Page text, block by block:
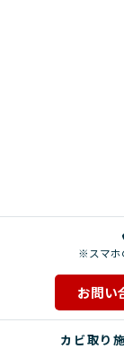
※スマホ
お問い
カビ取り